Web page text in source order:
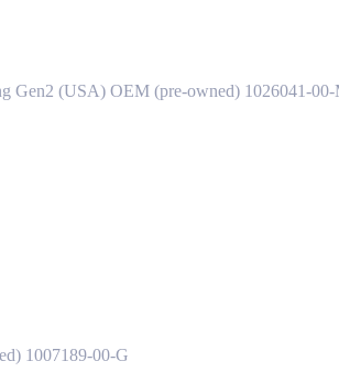
Gen2 (USA) OEM (pre-owned) 1026041-
1007189-00-G